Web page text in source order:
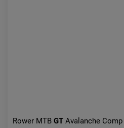
Rower MTB GT Avalanche Comp